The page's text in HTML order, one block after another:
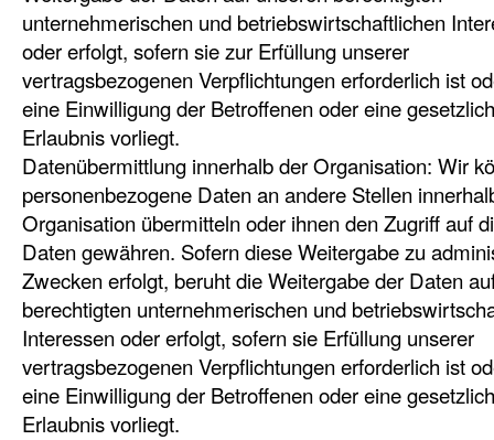
unternehmerischen und betriebswirtschaftlichen
oder erfolgt, sofern sie zur Erfüllung unserer
vertragsbezogenen Verpflichtungen erforderlich ist
eine Einwilligung der Betroffenen oder eine
Erlaubnis vorliegt.
Datenübermittlung innerhalb der Organisation: Wir
personenbezogene Daten an andere Stellen
Organisation übermitteln oder ihnen den Zugriff auf
Daten gewähren. Sofern diese Weitergabe zu
Zwecken erfolgt, beruht die Weitergabe der Daten
berechtigten unternehmerischen und
Interessen oder erfolgt, sofern sie Erfüllung unserer
vertragsbezogenen Verpflichtungen erforderlich ist
eine Einwilligung der Betroffenen oder eine
Erlaubnis vorliegt.